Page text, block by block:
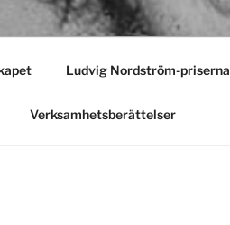
Ludvig Nordström-priserna
Verksamhetsberättelser